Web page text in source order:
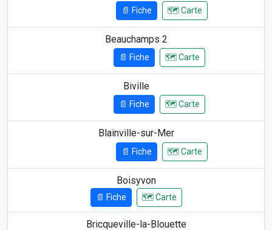
📄 Fiche 🗺️ Carte
Beauchamps 2
📄 Fiche 🗺️ Carte
Biville
📄 Fiche 🗺️ Carte
Blainville-sur-Mer
📄 Fiche 🗺️ Carte
Boisyvon
📄 Fiche 🗺️ Carte
Bricqueville-la-Blouette